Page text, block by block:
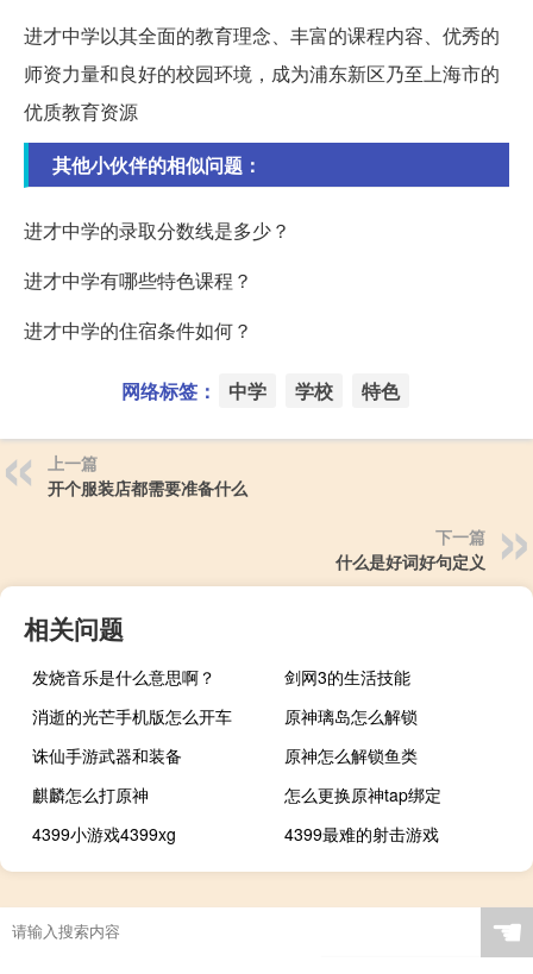
进才中学以其全面的教育理念、丰富的课程内容、优秀的
师资力量和良好的校园环境，成为浦东新区乃至上海市的
优质教育资源
其他小伙伴的相似问题：
进才中学的录取分数线是多少？
进才中学有哪些特色课程？
进才中学的住宿条件如何？
网络标签： 中学 学校 特色
上一篇
开个服装店都需要准备什么
下一篇
什么是好词好句定义
相关问题
发烧音乐是什么意思啊？
剑网3的生活技能
消逝的光芒手机版怎么开车
原神璃岛怎么解锁
诛仙手游武器和装备
原神怎么解锁鱼类
麒麟怎么打原神
怎么更换原神tap绑定
4399小游戏4399xg
4399最难的射击游戏
原神小红精灵怎么获得
☚